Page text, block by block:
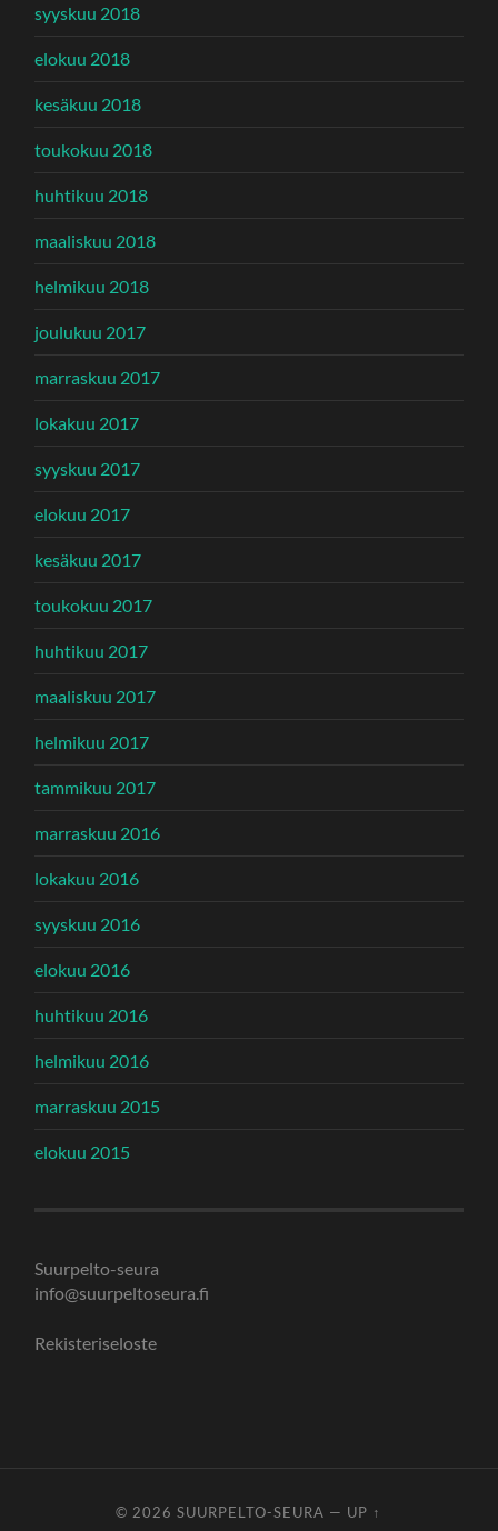
syyskuu 2018
elokuu 2018
kesäkuu 2018
toukokuu 2018
huhtikuu 2018
maaliskuu 2018
helmikuu 2018
joulukuu 2017
marraskuu 2017
lokakuu 2017
syyskuu 2017
elokuu 2017
kesäkuu 2017
toukokuu 2017
huhtikuu 2017
maaliskuu 2017
helmikuu 2017
tammikuu 2017
marraskuu 2016
lokakuu 2016
syyskuu 2016
elokuu 2016
huhtikuu 2016
helmikuu 2016
marraskuu 2015
elokuu 2015
Suurpelto-seura
info@suurpeltoseura.fi
Rekisteriseloste
© 2026SUURPELTO-SEURA — UP ↑